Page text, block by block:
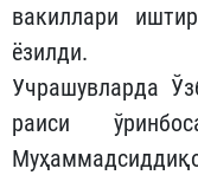
вакиллари
ёзилди.
Учрашувларда
раиси